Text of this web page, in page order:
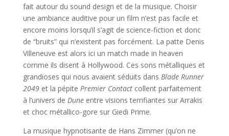
fait autour du sound design et de la musique. Choisir
une ambiance auditive pour un film n’est pas facile et
encore moins lorsqu’il s’agit de science-fiction et donc
de “bruits” qui n’existent pas forcément. La patte Denis
Villeneuve est alors ici un match made in heaven
comme ils disent à Hollywood. Ces sons métalliques et
grandioses qui nous avaient séduits dans Blade Runner
2049 et la pépite Premier Contactcollent parfaitement
à l’univers de Duneentre visions terrifiantes sur Arrakis
et choc métallico-gore sur Giedi Prime.
La musique hypnotisante de Hans Zimmer (qu’on ne